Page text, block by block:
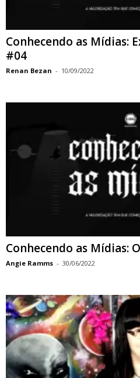
Conhecendo as Mídias:
#04
Renan Bezan - 10/09/2022
Conhecendo as Mídias:
Angie Ramms - 30/06/2022